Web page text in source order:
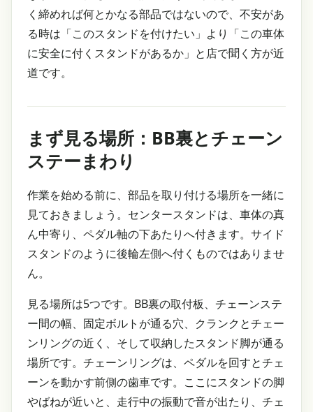
く締めれば何とかなる部品ではないので、不安があ
る時は「このスタンドを付けたい」より「この車体
に安全に付くスタンドがあるか」と店で聞く方が近
道です。
まず見る場所：BB裏とチェーン
ステーまわり
作業を始める前に、部品を取り付ける場所を一緒に
見ておきましょう。センタースタンドは、車体の真
ん中寄り、ペダル軸の下あたりへ付きます。サイド
スタンドのように後輪左側へ付くものではありませ
ん。
見る場所は5つです。BB裏の取付板、チェーンステ
ー間の幅、固定ボルトが通る穴、クランクとチェー
ンリングの近く、そして収納したスタンド脚が通る
場所です。チェーンリングは、ペダルを回すとチェ
ーンを動かす前側の歯車です。ここにスタンドの脚
やばねが近いと、走行中の振動で音が出たり、チェ